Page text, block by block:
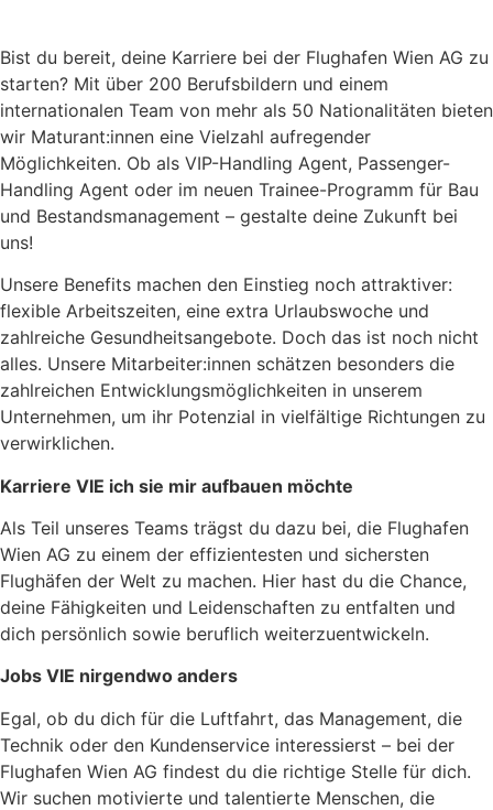
Bist du bereit, deine Karriere bei der Flughafen Wien AG zu
starten? Mit über 200 Berufsbildern und einem
internationalen Team von mehr als 50 Nationalitäten bieten
wir Maturant:innen eine Vielzahl aufregender
Möglichkeiten. Ob als VIP-Handling Agent, Passenger-
Handling Agent oder im neuen Trainee-Programm für Bau
und Bestandsmanagement – gestalte deine Zukunft bei
uns!
Unsere Benefits machen den Einstieg noch attraktiver:
flexible Arbeitszeiten, eine extra Urlaubswoche und
zahlreiche Gesundheitsangebote. Doch das ist noch nicht
alles. Unsere Mitarbeiter:innen schätzen besonders die
zahlreichen Entwicklungsmöglichkeiten in unserem
Unternehmen, um ihr Potenzial in vielfältige Richtungen zu
verwirklichen.
Karriere VIE ich sie mir aufbauen möchte
Als Teil unseres Teams trägst du dazu bei, die Flughafen
Wien AG zu einem der effizientesten und sichersten
Flughäfen der Welt zu machen. Hier hast du die Chance,
deine Fähigkeiten und Leidenschaften zu entfalten und
dich persönlich sowie beruflich weiterzuentwickeln.
Jobs VIE nirgendwo anders
Egal, ob du dich für die Luftfahrt, das Management, die
Technik oder den Kundenservice interessierst – bei der
Flughafen Wien AG findest du die richtige Stelle für dich.
Wir suchen motivierte und talentierte Menschen, die